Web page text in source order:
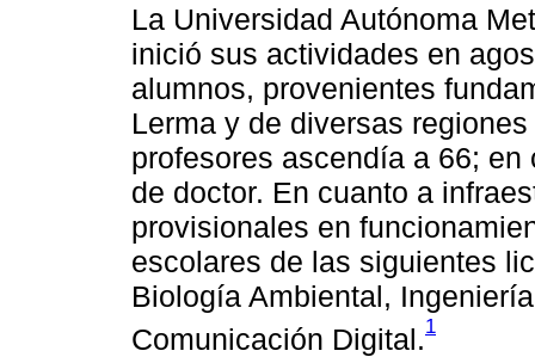
La Universidad Autónoma
inició sus actividades en
alumnos, provenientes
Lerma y de diversas
profesores ascendía a 66;
de doctor. En cuanto a
provisionales en
escolares de las siguientes
Biología Ambiental,
Comunicación Digital.1